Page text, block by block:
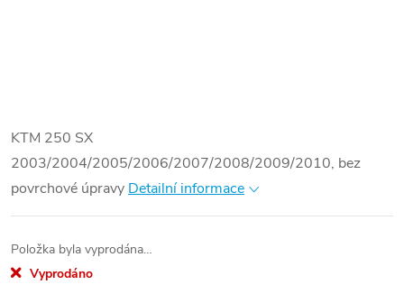
KTM 250 SX
2003/2004/2005/2006/2007/2008/2009/2010, bez
povrchové úpravy Detailní informace
Položka byla vyprodána…
Vyprodáno